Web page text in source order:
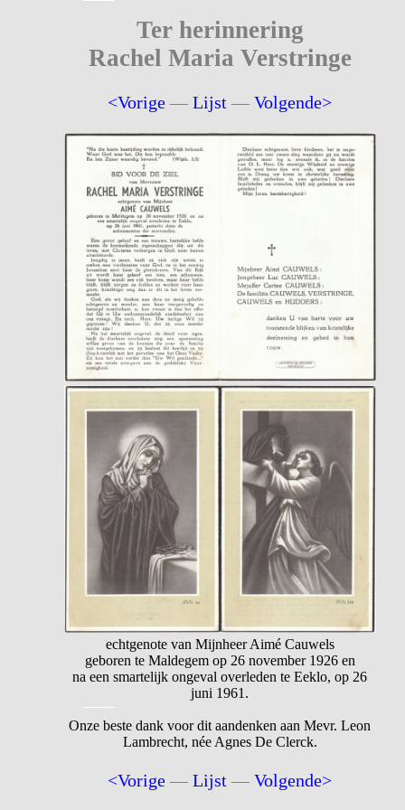
Ter herinnering
Rachel Maria Verstringe
<Vorige —Lijst —Volgende>
echtgenote van Mijnheer Aimé Cauwels
geboren te Maldegem op 26 november 1926 en
na een smartelijk ongeval overleden te Eeklo, op 26
juni 1961.
Onze beste dank voor dit aandenken aan Mevr. Leon
Lambrecht, née Agnes De Clerck.
<Vorige —Lijst —Volgende>